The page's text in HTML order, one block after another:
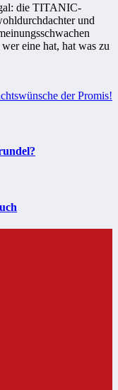
die TITANIC-
und
eine hat, hat was zu
der Promis!